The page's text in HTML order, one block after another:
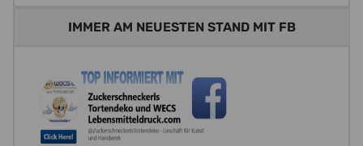
IMMER AM NEUESTEN STAND MIT FB